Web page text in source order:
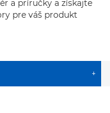
a príručky a získajte
pre váš produkt
+